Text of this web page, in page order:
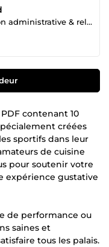
Assistante virtuelle | Gestion administrative & relation client | Coordination & suivi des commandes
contenant 10
créées
sportifs dans leur
de cuisine
pour soutenir votre
expérience gustative
de performance ou
saines et
tous les palais.